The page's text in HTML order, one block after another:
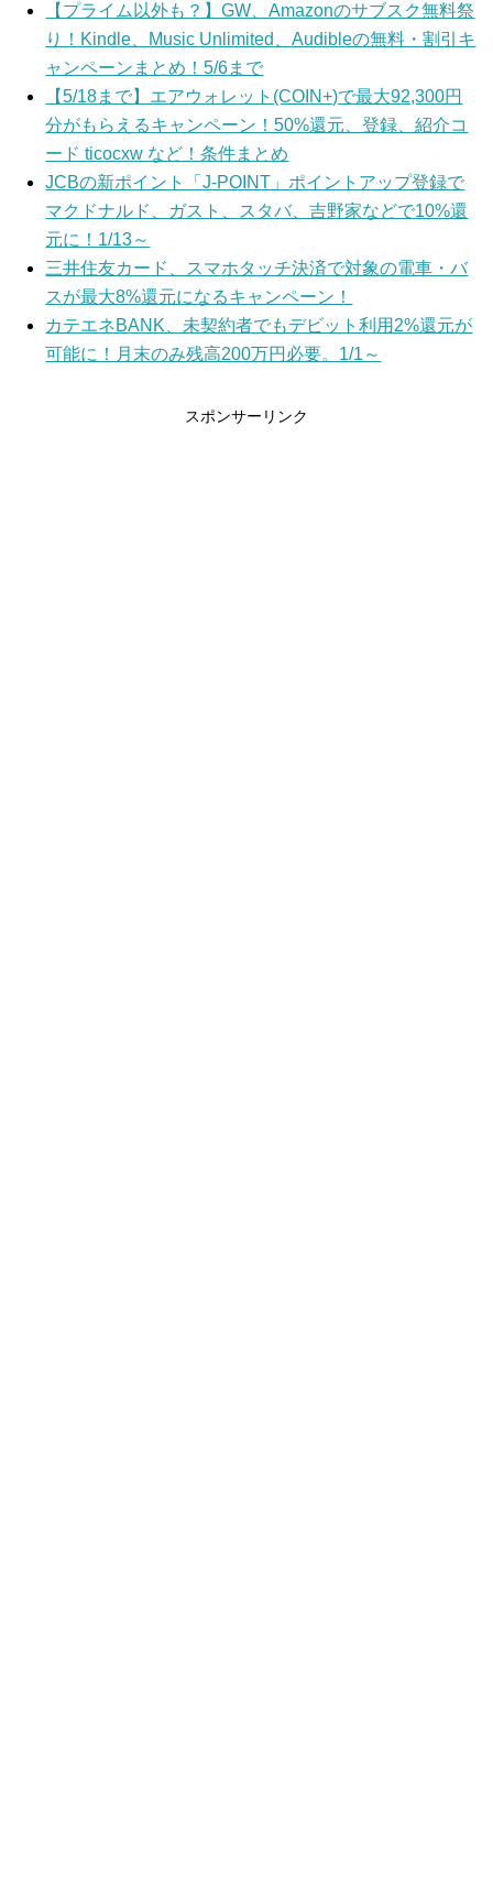
【プライム以外も？】GW、Amazonのサブスク無料祭
り！Kindle、Music Unlimited、Audibleの無料・割引キ
ャンペーンまとめ！5/6まで
【5/18まで】エアウォレット(COIN+)で最大92,300円
分がもらえるキャンペーン！50%還元、登録、紹介コ
ード ticocxw など！条件まとめ
JCBの新ポイント「J-POINT」ポイントアップ登録で
マクドナルド、ガスト、スタバ、吉野家などで10%還
元に！1/13～
三井住友カード、スマホタッチ決済で対象の電車・バ
スが最大8%還元になるキャンペーン！
カテエネBANK、未契約者でもデビット利用2%還元が
可能に！月末のみ残高200万円必要。1/1～
スポンサーリンク